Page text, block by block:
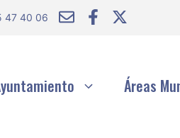
47 40 06
Áreas